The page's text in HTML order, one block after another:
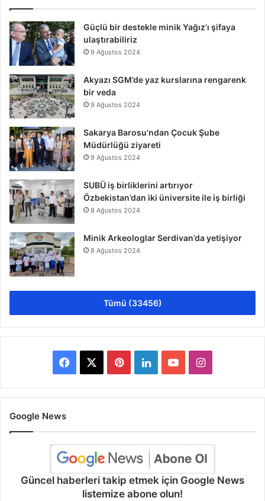
Güçlü bir destekle minik Yağız’ı şifaya
ulaştırabiliriz
9 Ağustos 2024
Akyazı SGM’de yaz kurslarına rengarenk
bir veda
9 Ağustos 2024
Sakarya Barosu’ndan Çocuk Şube
Müdürlüğü ziyareti
9 Ağustos 2024
SUBÜ iş birliklerini artırıyor
Özbekistan’dan iki üniversite ile iş birliği
8 Ağustos 2024
Minik Arkeologlar Serdivan’da yetişiyor
8 Ağustos 2024
Tümü (33456)
Facebook PinterestLinkedInYouTubeInstagram
Google News
Güncel haberleri takip etmek için Google News
listemize abone olun!